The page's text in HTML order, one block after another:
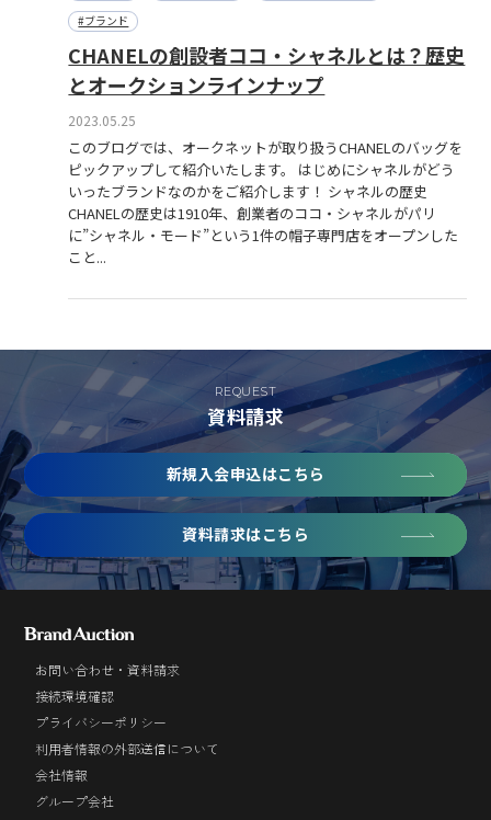
#ブランド
CHANELの創設者ココ・シャネルとは？歴史
とオークションラインナップ
2023.05.25
このブログでは、オークネットが取り扱うCHANELのバッグを
ピックアップして紹介いたします。 はじめにシャネルがどう
いったブランドなのかをご紹介します！ シャネルの歴史
CHANELの歴史は1910年、創業者のココ・シャネルがパリ
に”シャネル・モード”という1件の帽子専門店をオープンした
こと...
REQUEST
資料請求
新規入会申込はこちら
資料請求はこちら
お問い合わせ・資料請求
接続環境確認
プライバシーポリシー
利用者情報の外部送信について
会社情報
グループ会社